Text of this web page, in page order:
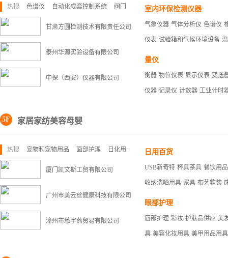
热搜 色谱仪 自动化成套控制系统 阀门
甘肃方圆检测技术有限责任公司
泰州华源实验设备有限公司
中探（西安）仪器有限公司
室内环保检测仪器
气象仪器 气体分析仪 色谱仪
仪表 试验箱和气候环境设备
量仪
衡器 物位仪表 显示仪表 变送
仪器 记录仪 计数器 工业计时
5F 家居家纺美容母婴
热搜 宠物和宠物用品 面部护理 日化用品
厦门凯文斯工贸有限公司
广州市美云丝健康科技有限公司
漳州市慈宇燕贸易有限公司
日用百货
USB新奇特 杯具茶具 餐饮用品
收纳洗晒用具 家具 布艺软装
眼部护理
唇部护理 彩妆 护肤品供应 美
具 美容化妆用具 美甲用品用具